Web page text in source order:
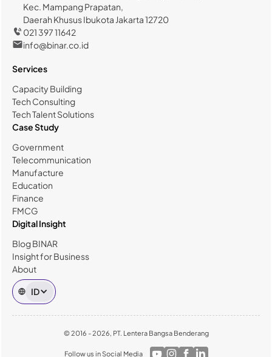
Kec. Mampang Prapatan,
Daerah Khusus Ibukota Jakarta 12720
021 397 11642
info@binar.co.id
Services
Capacity Building
Tech Consulting
Tech Talent Solutions
Case Study
Government
Telecommunication
Manufacture
Education
Finance
FMCG
Digital Insight
Blog BINAR
Insight for Business
About
ID
© 2016 - 2026, PT. Lentera Bangsa Benderang
Follow us in Social Media